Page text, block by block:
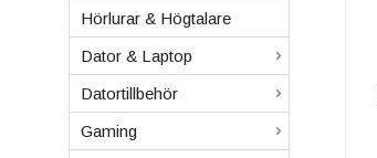
Hörlurar & Högtalare
Dator & Laptop
Datortillbehör
Gaming